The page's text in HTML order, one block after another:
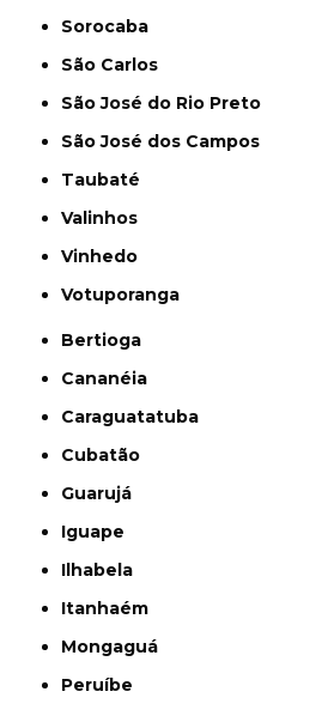
Sorocaba
São Carlos
São José do Rio Preto
São José dos Campos
Taubaté
Valinhos
Vinhedo
Votuporanga
Bertioga
Cananéia
Caraguatatuba
Cubatão
Guarujá
Iguape
Ilhabela
Itanhaém
Mongaguá
Peruíbe